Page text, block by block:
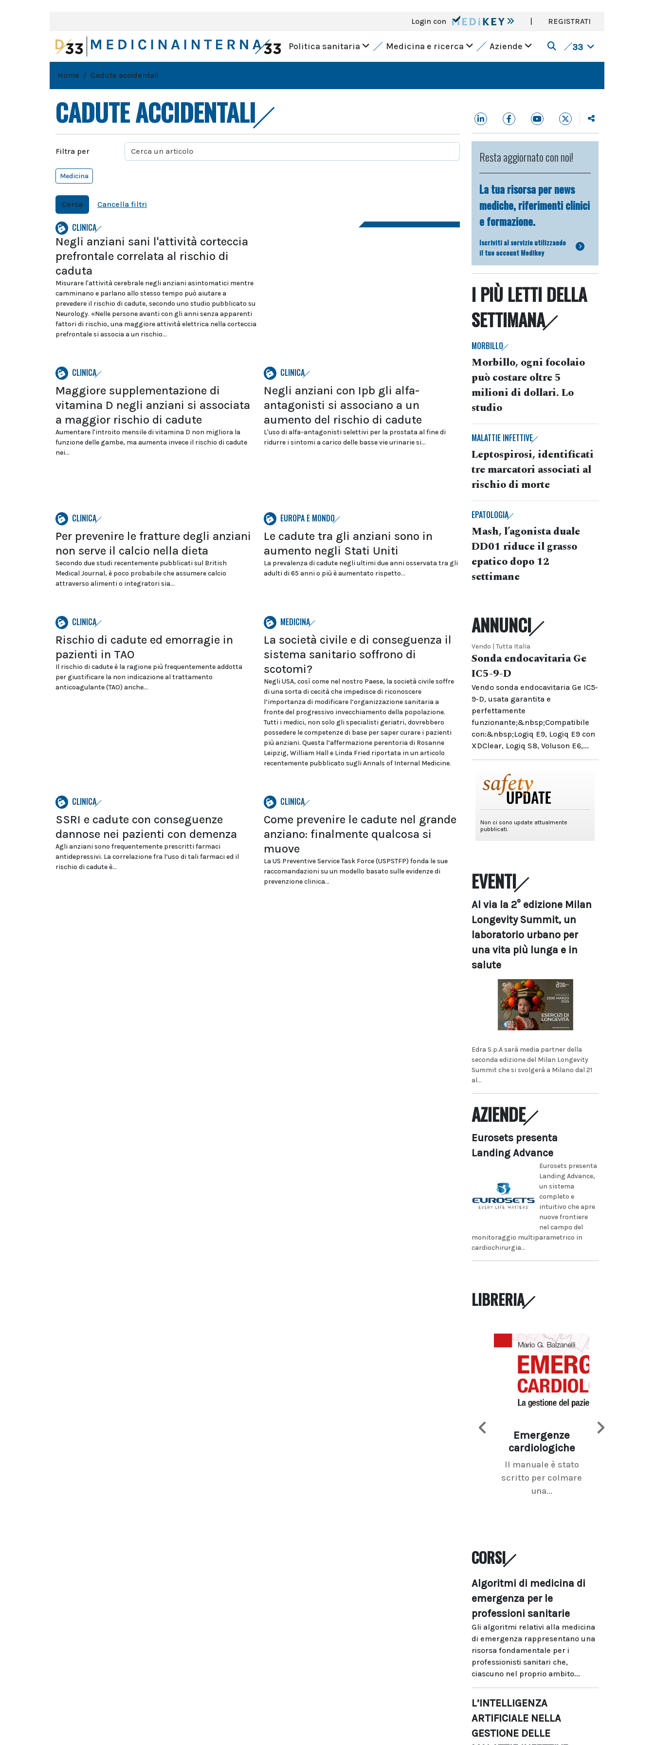
Login con | REGISTRATI
Politica sanitaria Medicina e ricerca Aziende 33
Home Cadute accidentali
CADUTE ACCIDENTALI
Filtra per
Medicina
Cerca Cancella filtri
CLINICA
Negli anziani sani l'attività corteccia
prefrontale correlata al rischio di
caduta
Misurare l'attività cerebrale negli anziani asintomatici mentre
camminano e parlano allo stesso tempo può aiutare a
prevedere il rischio di cadute, secondo uno studio pubblicato su
Neurology. «Nelle persone avanti con gli anni senza apparenti
fattori di rischio, una maggiore attività elettrica nella corteccia
prefrontale si associa a un rischio...
CLINICA
Maggiore supplementazione di
vitamina D negli anziani si associata
a maggior rischio di cadute
Aumentare l'introito mensile di vitamina D non migliora la
funzione delle gambe, ma aumenta invece il rischio di cadute
nei...
CLINICA
Negli anziani con Ipb gli alfa-
antagonisti si associano a un
aumento del rischio di cadute
L'uso di alfa-antagonisti selettivi per la prostata al fine di
ridurre i sintomi a carico delle basse vie urinarie si...
CLINICA
Per prevenire le fratture degli anziani
non serve il calcio nella dieta
Secondo due studi recentemente pubblicati sul British
Medical Journal, è poco probabile che assumere calcio
attraverso alimenti o integratori sia...
EUROPA E MONDO
Le cadute tra gli anziani sono in
aumento negli Stati Uniti
La prevalenza di cadute negli ultimi due anni osservata tra gli
adulti di 65 anni o più è aumentato rispetto...
CLINICA
Rischio di cadute ed emorragie in
pazienti in TAO
Il rischio di cadute è la ragione più frequentemente addotta
per giustificare la non indicazione al trattamento
anticoagulante (TAO) anche...
MEDICINA
La società civile e di conseguenza il
sistema sanitario soffrono di
scotomi?
Negli USA, così come nel nostro Paese, la società civile soffre
di una sorta di cecità che impedisce di riconoscere
l’importanza di modificare l’organizzazione sanitaria a
fronte del progressivo invecchiamento della popolazione.
Tutti i medici, non solo gli specialisti geriatri, dovrebbero
possedere le competenze di base per saper curare i pazienti
più anziani. Questa l’affermazione perentoria di Rosanne
Leipzig, William Hall e Linda Fried riportata in un articolo
recentemente pubblicato sugli Annals of Internal Medicine.
CLINICA
SSRI e cadute con conseguenze
dannose nei pazienti con demenza
Agli anziani sono frequentemente prescritti farmaci
antidepressivi. La correlazione fra l’uso di tali farmaci ed il
rischio di cadute è...
CLINICA
Come prevenire le cadute nel grande
anziano: finalmente qualcosa si
muove
La US Preventive Service Task Force (USPSTFP) fonda le sue
raccomandazioni su un modello basato sulle evidenze di
prevenzione clinica...
Resta aggiornato con noi!
La tua risorsa per news
mediche, riferimenti clinici
e formazione.
Iscriviti al servizio utilizzando
il tuo account Medikey
I PIÙ LETTI DELLA
SETTIMANA
MORBILLO
Morbillo, ogni focolaio
può costare oltre 5
milioni di dollari. Lo
studio
MALATTIE INFETTIVE
Leptospirosi, identificati
tre marcatori associati al
rischio di morte
EPATOLOGIA
Mash, l’agonista duale
DD01 riduce il grasso
epatico dopo 12
settimane
ANNUNCI
Vendo | Tutta Italia
Sonda endocavitaria Ge
IC5-9-D
Vendo sonda endocavitaria Ge IC5-
9-D, usata garantita e
perfettamente
funzionante;&nbsp;Compatibile
con:&nbsp;Logiq E9, Logiq E9 con
XDClear, Logiq S8, Voluson E6,...
EVENTI
Al via la 2° edizione Milan
Longevity Summit, un
laboratorio urbano per
una vita più lunga e in
salute
Edra S.p.A sarà media partner della
seconda edizione del Milan Longevity
Summit che si svolgerà a Milano dal 21
al...
AZIENDE
Eurosets presenta
Landing Advance
Eurosets presenta
Landing Advance,
un sistema
completo e
intuitivo che apre
nuove frontiere
nel campo del
monitoraggio multiparametrico in
cardiochirurgia...
LIBRERIA
Emergenze
cardiologiche
Il manuale è stato
scritto per colmare
una...
CORSI
Algoritmi di medicina di
emergenza per le
professioni sanitarie
Gli algoritmi relativi alla medicina
di emergenza rappresentano una
risorsa fondamentale per i
professionisti sanitari che,
ciascuno nel proprio ambito...
L’INTELLIGENZA
ARTIFICIALE NELLA
GESTIONE DELLE